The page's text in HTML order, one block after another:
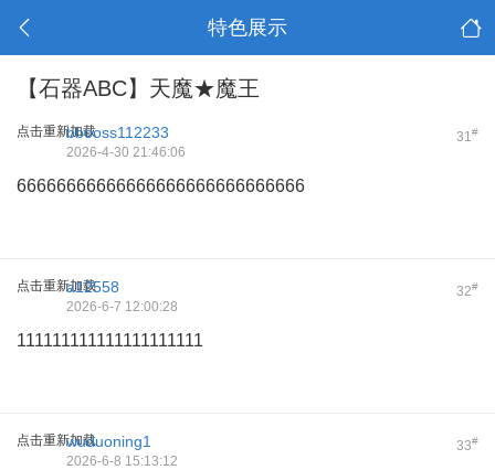
特色展示
【石器ABC】天魔★魔王
点击重新加载 31#
bbooss112233
2026-4-30 21:46:06
66666666666666666666666666666
点击重新加载 32#
a12558
2026-6-7 12:00:28
111111111111111111111
点击重新加载 33#
wuduoning1
2026-6-8 15:13:12